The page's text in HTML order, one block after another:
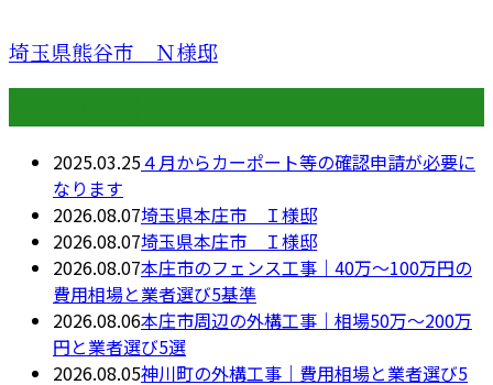
埼玉県熊谷市 Ｎ様邸
2025.03.25４月からカーポート等の確認申請が必要に
なります
2026.08.07埼玉県本庄市 Ｉ様邸
2026.08.07埼玉県本庄市 Ｉ様邸
2026.08.07本庄市のフェンス工事｜40万〜100万円の
費用相場と業者選び5基準
2026.08.06本庄市周辺の外構工事｜相場50万〜200万
円と業者選び5選
2026.08.05神川町の外構工事｜費用相場と業者選び5